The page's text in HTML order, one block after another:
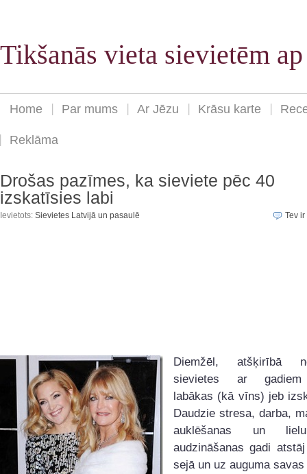
Tikšanās vieta sievietēm
Home Par mums Ar Jēzu Krāsu karte
Reklāma
Drošas pazīmes, ka sieviete pēc 40
izskatīsies labi
Ievietots: Sievietes Latvijā un pasaulē Tev ir
Diemžēl, atšķirībā
sievietes ar
labākas (kā vīns) jeb
Daudzie stresa, darba,
auklēšanas un
audzināšanas gadi
sejā un uz auguma savas